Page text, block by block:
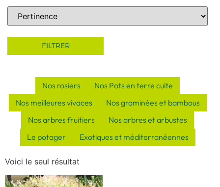
Sort Products
FILTRER
Nos rosiers
Nos Pots en terre cuite
Nos meilleures vivaces
Nos graminées et bambous
Nos arbres fruitiers
Nos arbres et arbustes
Le potager
Exotiques et méditerranéennes
Voici le seul résultat